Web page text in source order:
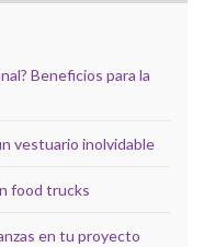
Beneficios para la
vestuario inolvidable
food trucks
en tu proyecto